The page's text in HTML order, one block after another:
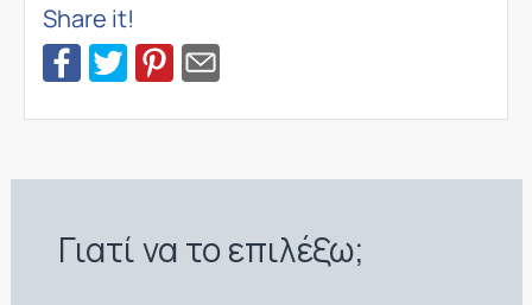
Share it!
Γιατί να το επιλέξω;